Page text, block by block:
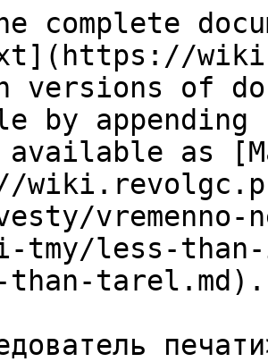
complete
versions of
by
as
vremenno-
tmy/less-
than-tarel.md).